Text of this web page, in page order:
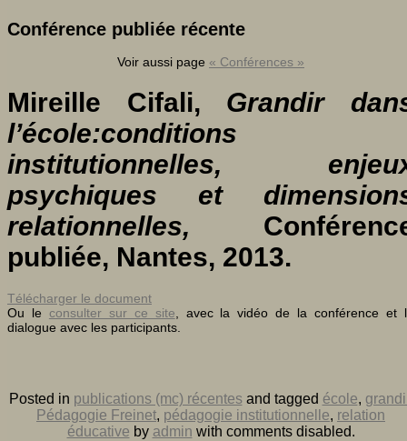
Conférence publiée récente
Voir aussi page « Conférences »
Mireille Cifali, Grandir
l’école:conditions
institutionnelles,
psychiques et
relationnelles,
publiée, Nantes, 2013.
Télécharger le document
Ou le consulter sur ce site, avec la vidéo de la conférence et
dialogue avec les participants.
Posted in publications (mc) récentesand tagged école,
Pédagogie Freinet, pédagogie institutionnelle, relation
éducative by admin with comments disabled.